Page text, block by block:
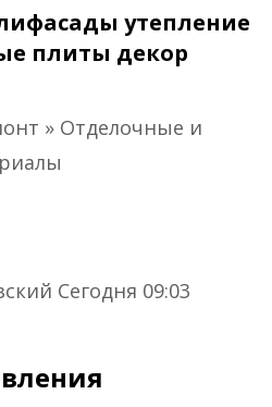
утепление
плиты декор
» Отделочные и
Сегодня 09:03